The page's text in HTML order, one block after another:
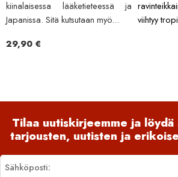
kiinalaisessa lääketieteessä ja
Japanissa. Sitä kutsutaan myö...
29,90 €
viihtyy
Tilaa uutiskirjeemme ja
tarjousten, uutisten ja